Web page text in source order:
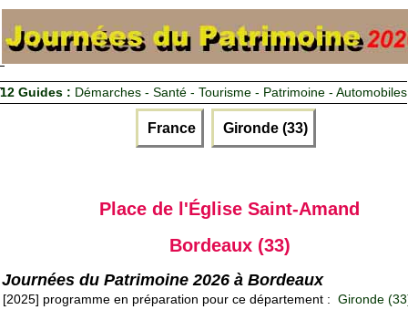
12 Guides : Démarches - Santé - Tourisme - Patrimoine - Automobiles
France Gironde (33)
Place de l'Église Saint-Amand
Bordeaux (33)
Journées du Patrimoine 2026 à Bordeaux
[2025] programme en préparation pour ce département : Gironde